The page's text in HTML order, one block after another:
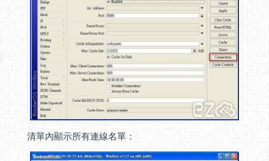
清單內顯示所有連線名單：